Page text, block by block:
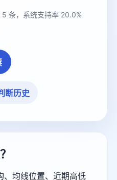
条，系统支持率 20.0%
断历史
、均线位置、近期高低